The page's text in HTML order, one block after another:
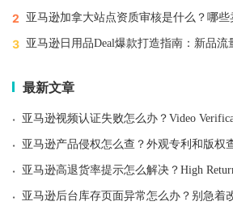
2 亚马逊加拿大站点资质审核是什么？哪些
3 亚马逊日用品Deal爆款打造指南：新品流
最新文章
· 亚马逊视频认证失败怎么办？Video
· 亚马逊产品侵权怎么查？外观专利和版权
· 亚马逊高退货率提示怎么解决？High
· 亚马逊后台库存页面异常怎么办？别急着